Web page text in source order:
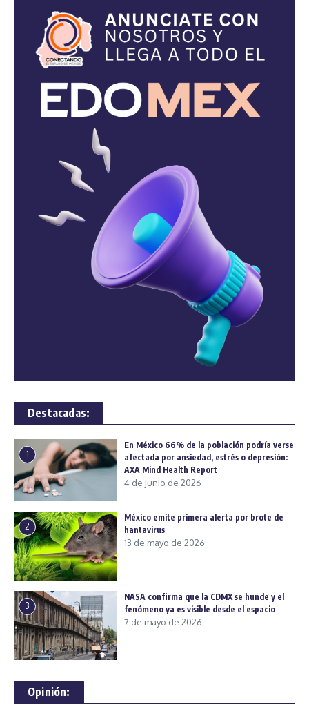
Destacadas:
1
En México 66% de la población podría verse
afectada por ansiedad, estrés o depresión:
AXA Mind Health Report
4 de junio de 2026
2
México emite primera alerta por brote de
hantavirus
13 de mayo de 2026
3
NASA confirma que la CDMX se hunde y el
fenómeno ya es visible desde el espacio
7 de mayo de 2026
Opinión: